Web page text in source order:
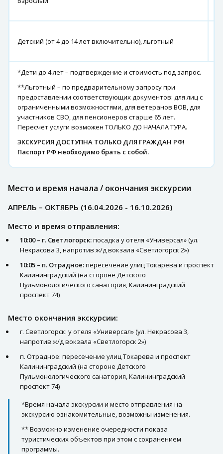
Детский (от 4 до 14 лет включительно), льготный
*Дети до 4 лет – подтверждение и стоимость под запрос.
**Льготный – по предварительному запросу при
предоставлении соответствующих документов: для лиц с
ограниченными возможностями, для ветеранов ВОВ, для
участников СВО, для пенсионеров старше 65 лет.
Пересчет услуги возможен ТОЛЬКО ДО НАЧАЛА ТУРА.
ЭКСКУРСИЯ ДОСТУПНА ТОЛЬКО ДЛЯ ГРАЖДАН РФ!
Паспорт РФ необходимо брать с собой.
Место и время начала / окончания экскурсии
АПРЕЛЬ – ОКТЯБРЬ (16.04.2026 - 16.10.2026)
Место и время отправления:
10:00 – г. Светлогорск:посадка у отеля «Универсал» (ул.
Некрасова 3, напротив ж/д вокзала «Светлогорск 2»)
10:05 – п. Отрадное:пересечение улиц Токарева и проспект
Калининградский (на стороне Детского
Пульмонологического санатория, Калининградский
проспект 74)
Место окончания экскурсии:
г. Светлогорск: у отеля «Универсал» (ул. Некрасова 3,
напротив ж/д вокзала «Светлогорск 2»)
п. Отрадное: пересечение улиц Токарева и проспект
Калининградский (на стороне Детского
Пульмонологического санатория, Калининградский
проспект 74)
*Время начала экскурсии и место отправления на
экскурсию ознакомительные, возможны изменения.
** Возможно изменение очередности показа
туристических объектов при этом с сохранением
программы.